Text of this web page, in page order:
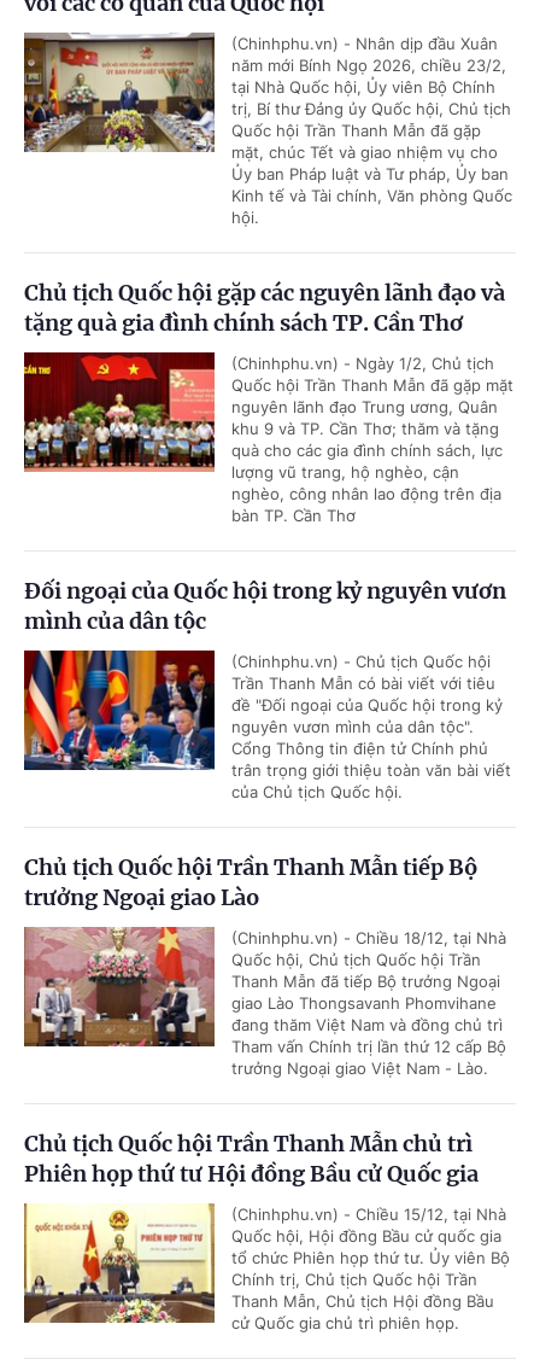
(Chinhphu.vn) - Nhân dịp đầu Xuân
năm mới Bính Ngọ 2026, chiều 23/2,
tại Nhà Quốc hội, Ủy viên Bộ Chính
trị, Bí thư Đảng ủy Quốc hội, Chủ tịch
Quốc hội Trần Thanh Mẫn đã gặp
mặt, chúc Tết và giao nhiệm vụ cho
Ủy ban Pháp luật và Tư pháp, Ủy ban
Kinh tế và Tài chính, Văn phòng Quốc
hội.
Chủ tịch Quốc hội gặp các nguyên lãnh đạo và
tặng quà gia đình chính sách TP. Cần Thơ
(Chinhphu.vn) - Ngày 1/2, Chủ tịch
Quốc hội Trần Thanh Mẫn đã gặp mặt
nguyên lãnh đạo Trung ương, Quân
khu 9 và TP. Cần Thơ; thăm và tặng
quà cho các gia đình chính sách, lực
lượng vũ trang, hộ nghèo, cận
nghèo, công nhân lao động trên địa
bàn TP. Cần Thơ
Đối ngoại của Quốc hội trong kỷ nguyên vươn
mình của dân tộc
(Chinhphu.vn) - Chủ tịch Quốc hội
Trần Thanh Mẫn có bài viết với tiêu
đề "Đối ngoại của Quốc hội trong kỷ
nguyên vươn mình của dân tộc".
Cổng Thông tin điện tử Chính phủ
trân trọng giới thiệu toàn văn bài viết
của Chủ tịch Quốc hội.
Chủ tịch Quốc hội Trần Thanh Mẫn tiếp Bộ
trưởng Ngoại giao Lào
(Chinhphu.vn) - Chiều 18/12, tại Nhà
Quốc hội, Chủ tịch Quốc hội Trần
Thanh Mẫn đã tiếp Bộ trưởng Ngoại
giao Lào Thongsavanh Phomvihane
đang thăm Việt Nam và đồng chủ trì
Tham vấn Chính trị lần thứ 12 cấp Bộ
trưởng Ngoại giao Việt Nam - Lào.
Chủ tịch Quốc hội Trần Thanh Mẫn chủ trì
Phiên họp thứ tư Hội đồng Bầu cử Quốc gia
(Chinhphu.vn) - Chiều 15/12, tại Nhà
Quốc hội, Hội đồng Bầu cử quốc gia
tổ chức Phiên họp thứ tư. Ủy viên Bộ
Chính trị, Chủ tịch Quốc hội Trần
Thanh Mẫn, Chủ tịch Hội đồng Bầu
cử Quốc gia chủ trì phiên họp.